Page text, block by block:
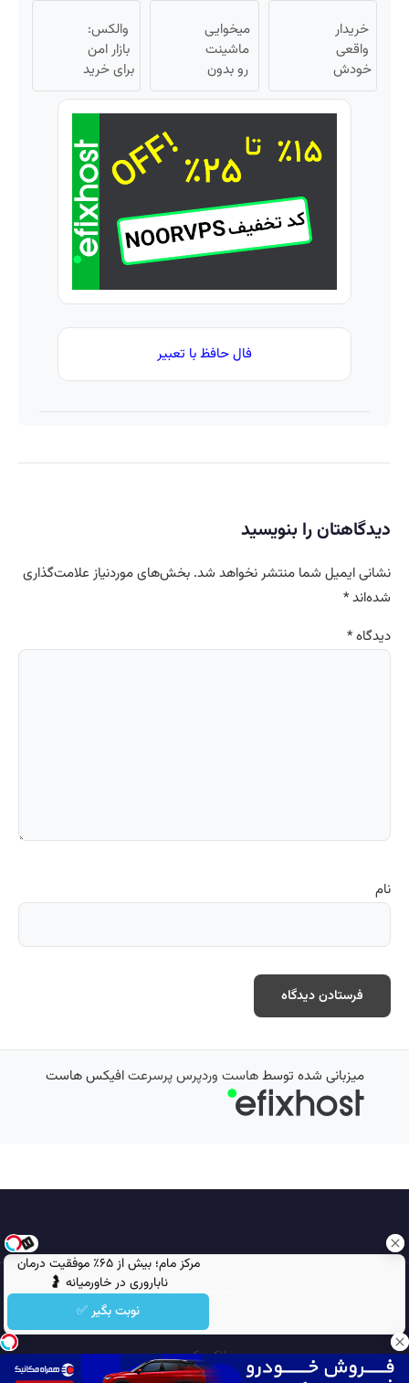
مرکز مام؛ بیش از ۶۵٪ موفقیت درمان
ناباروری در خاورمیانه 🤰
نوبت بگیر ✅
اطلاعات
ماشینت
رو اینجا
ثبت کن
قیمت
بفروش*فقط
خریدار
واقعی*
خریدار
واقعی
خودش
میاد!
فروش
میخوایی
ماشینت
رو بدون
دردسر
بفروشی؟
کمیسیون
والکس:
بازار امن
برای خرید
و فروش
دارایی‌های
فال حافظ با تعبیر
دیدگاهتان را بنویسید
نشانی ایمیل شما منتشر نخواهد شد. بخش‌های موردنیاز علامت‌گذاری
شده‌اند*
دیدگاه*
نام
میزبانی شده توسطهاست وردپرس پرسرعتافیکس هاست
تمامی حقوق محفوظ است © 2026
مجله نورگرام
انجمن نورگرام
بانک عکس
سایت هم معنی